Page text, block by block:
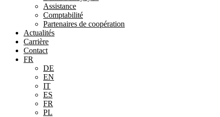
Assistance
Comptabilité
Partenaires de coopération
Actualités
Carrière
Contact
FR
DE
EN
IT
ES
FR
PL